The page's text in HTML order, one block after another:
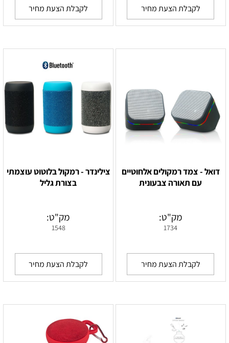
לקבלת הצעת מחיר לקבלת הצעת מחיר
דואל - צמד רמקולים אלחוטיים
עם תאורה צבעונית
מק"ט:
1734
לקבלת הצעת מחיר
צילינדר - רמקול בלוטוט עוצמתי
בצורת גליל
מק"ט:
1548
לקבלת הצעת מחיר